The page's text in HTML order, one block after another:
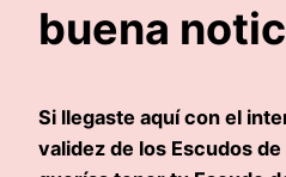
buena
Si llegaste aquí con el
validez de los Escudos